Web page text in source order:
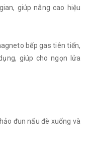
giúp nâng cao hiệu
bếp gas tiên tiến,
giúp cho ngọn lửa
đun nấu đè xuống và